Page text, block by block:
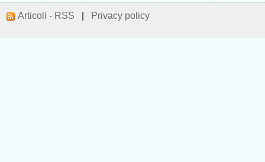
Articoli - RSS Privacy policy